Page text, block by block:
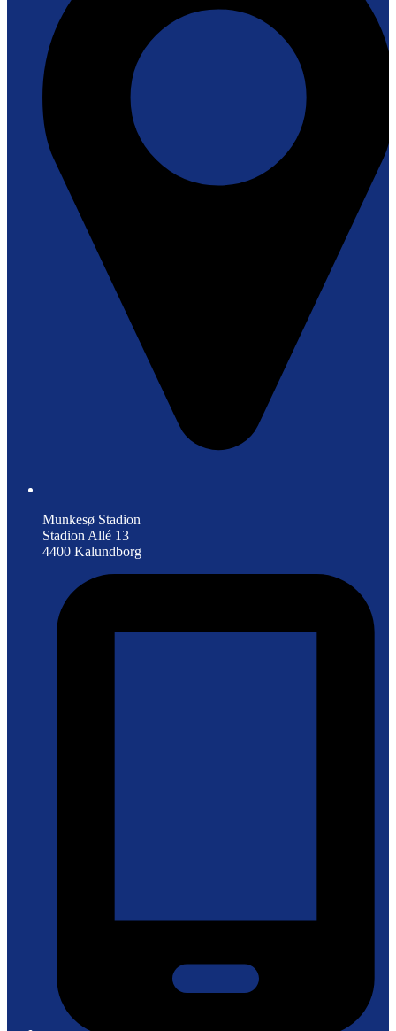
Munkesø Stadion
Stadion Allé 13
4400 Kalundborg